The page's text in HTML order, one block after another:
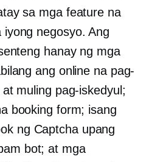
sa mga feature na
iyong negosyo. Ang
hanay ng mga
ang online na pag-
muling pag-iskedyul;
booking form; isang
ng Captcha upang
bot; at mga